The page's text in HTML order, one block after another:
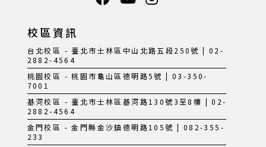
校區資訊
台北校區 - 臺北市士林區中山北路五段250號 | 02-
2882-4564
桃園校區 - 桃園市龜山區德明路5號 | 03-350-
7001
基河校區 - 臺北市士林區基河路130號3至8樓 | 02-
2882-4564
金門校區 - 金門縣金沙鎮德明路105號 | 082-355-
233